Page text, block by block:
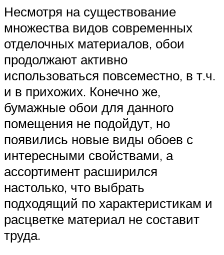
Несмотря на существование
множества видов современных
отделочных материалов, обои
продолжают активно
использоваться повсеместно, в т.ч.
и в прихожих. Конечно же,
бумажные обои для данного
помещения не подойдут, но
появились новые виды обоев с
интересными свойствами, а
ассортимент расширился
настолько, что выбрать
подходящий по характеристикам и
расцветке материал не составит
труда.